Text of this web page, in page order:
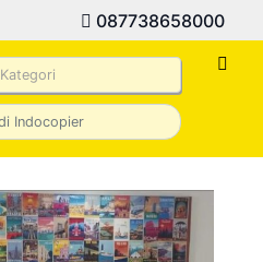
087738658000
Kategori